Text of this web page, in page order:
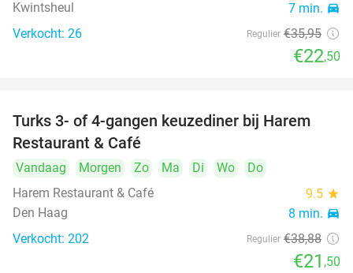
Kwintsheul 7 min. directions_car
Verkocht: 26 Regulier €35,95
€22,50
45%
Turks 3- of 4-gangen keuzediner bij Harem
Restaurant & Café
Vandaag Morgen Zo Ma Di Wo
Do
Harem Restaurant & Café
9.5 star
Den Haag 8 min. directions_car
Verkocht: 202 Regulier €38,88
€21 ,50